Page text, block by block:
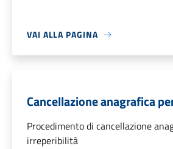
VAI ALLA PAGINA
Cancellazione anagrafica
Procedimento di cancellazione
irreperibilità